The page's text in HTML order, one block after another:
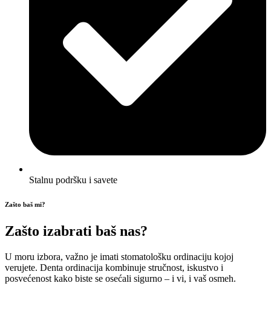
Stalnu podršku i savete
Zašto baš mi?
Zašto izabrati baš nas?
U moru izbora, važno je imati stomatološku ordinaciju kojoj
verujete. Denta ordinacija kombinuje stručnost, iskustvo i
posvećenost kako biste se osećali sigurno – i vi, i vaš osmeh.